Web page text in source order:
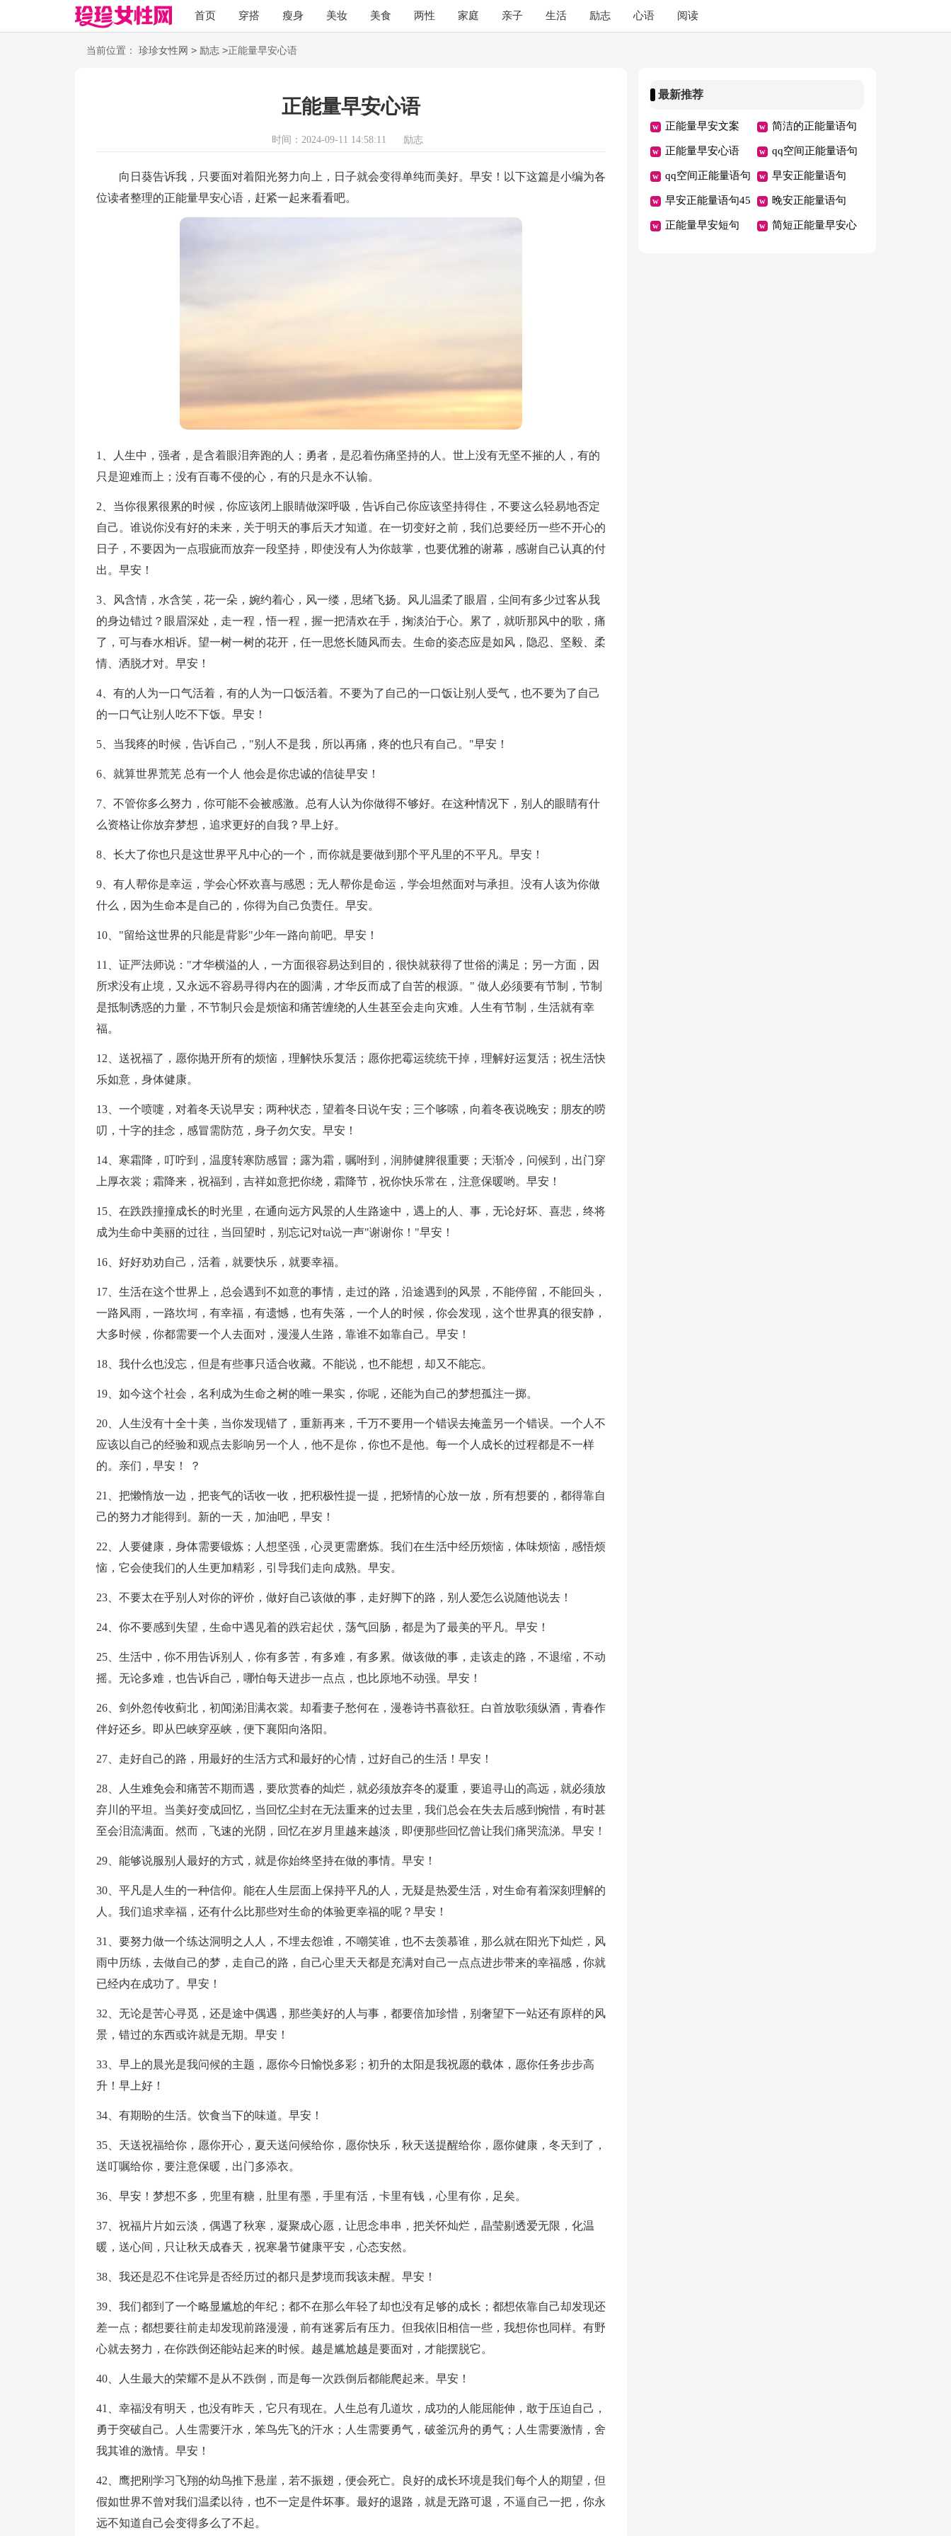
首页 穿搭 瘦身 美妆 美食 两性 家庭 亲子 生活 励志 心语 阅读
职场 语录
当前位置： 珍珍女性网 > 励志 >正能量早安心语
正能量早安心语
时间：2024-09-11 14:58:11 励志
向日葵告诉我，只要面对着阳光努力向上，日子就会变得单纯而美好。早安！以下这篇是小编为各
位读者整理的正能量早安心语，赶紧一起来看看吧。
1、人生中，强者，是含着眼泪奔跑的人；勇者，是忍着伤痛坚持的人。世上没有无坚不摧的人，有的
只是迎难而上；没有百毒不侵的心，有的只是永不认输。
2、当你很累很累的时候，你应该闭上眼睛做深呼吸，告诉自己你应该坚持得住，不要这么轻易地否定
自己。谁说你没有好的未来，关于明天的事后天才知道。在一切变好之前，我们总要经历一些不开心的
日子，不要因为一点瑕疵而放弃一段坚持，即使没有人为你鼓掌，也要优雅的谢幕，感谢自己认真的付
出。早安！
3、风含情，水含笑，花一朵，婉约着心，风一缕，思绪飞扬。风儿温柔了眼眉，尘间有多少过客从我
的身边错过？眼眉深处，走一程，悟一程，握一把清欢在手，掬淡泊于心。累了，就听那风中的歌，痛
了，可与春水相诉。望一树一树的花开，任一思悠长随风而去。生命的姿态应是如风，隐忍、坚毅、柔
情、洒脱才对。早安！
4、有的人为一口气活着，有的人为一口饭活着。不要为了自己的一口饭让别人受气，也不要为了自己
的一口气让别人吃不下饭。早安！
5、当我疼的时候，告诉自己，"别人不是我，所以再痛，疼的也只有自己。"早安！
6、就算世界荒芜 总有一个人 他会是你忠诚的信徒早安！
7、不管你多么努力，你可能不会被感激。总有人认为你做得不够好。在这种情况下，别人的眼睛有什
么资格让你放弃梦想，追求更好的自我？早上好。
8、长大了你也只是这世界平凡中心的一个，而你就是要做到那个平凡里的不平凡。早安！
9、有人帮你是幸运，学会心怀欢喜与感恩；无人帮你是命运，学会坦然面对与承担。没有人该为你做
什么，因为生命本是自己的，你得为自己负责任。早安。
10、"留给这世界的只能是背影"少年一路向前吧。早安！
11、证严法师说："才华横溢的人，一方面很容易达到目的，很快就获得了世俗的满足；另一方面，因
所求没有止境，又永远不容易寻得内在的圆满，才华反而成了自苦的根源。" 做人必须要有节制，节制
是抵制诱惑的力量，不节制只会是烦恼和痛苦缠绕的人生甚至会走向灾难。人生有节制，生活就有幸
福。
12、送祝福了，愿你抛开所有的烦恼，理解快乐复活；愿你把霉运统统干掉，理解好运复活；祝生活快
乐如意，身体健康。
13、一个喷嚏，对着冬天说早安；两种状态，望着冬日说午安；三个哆嗦，向着冬夜说晚安；朋友的唠
叨，十字的挂念，感冒需防范，身子勿欠安。早安！
14、寒霜降，叮咛到，温度转寒防感冒；露为霜，嘱咐到，润肺健脾很重要；天渐冷，问候到，出门穿
上厚衣裳；霜降来，祝福到，吉祥如意把你绕，霜降节，祝你快乐常在，注意保暖哟。早安！
15、在跌跌撞撞成长的时光里，在通向远方风景的人生路途中，遇上的人、事，无论好坏、喜悲，终将
成为生命中美丽的过往，当回望时，别忘记对ta说一声"谢谢你！"早安！
16、好好劝劝自己，活着，就要快乐，就要幸福。
17、生活在这个世界上，总会遇到不如意的事情，走过的路，沿途遇到的风景，不能停留，不能回头，
一路风雨，一路坎坷，有幸福，有遗憾，也有失落，一个人的时候，你会发现，这个世界真的很安静，
大多时候，你都需要一个人去面对，漫漫人生路，靠谁不如靠自己。早安！
18、我什么也没忘，但是有些事只适合收藏。不能说，也不能想，却又不能忘。
19、如今这个社会，名利成为生命之树的唯一果实，你呢，还能为自己的梦想孤注一掷。
20、人生没有十全十美，当你发现错了，重新再来，千万不要用一个错误去掩盖另一个错误。一个人不
应该以自己的经验和观点去影响另一个人，他不是你，你也不是他。每一个人成长的过程都是不一样
的。亲们，早安！ ？
21、把懒惰放一边，把丧气的话收一收，把积极性提一提，把矫情的心放一放，所有想要的，都得靠自
己的努力才能得到。新的一天，加油吧，早安！
22、人要健康，身体需要锻炼；人想坚强，心灵更需磨炼。我们在生活中经历烦恼，体味烦恼，感悟烦
恼，它会使我们的人生更加精彩，引导我们走向成熟。早安。
23、不要太在乎别人对你的评价，做好自己该做的事，走好脚下的路，别人爱怎么说随他说去！
24、你不要感到失望，生命中遇见着的跌宕起伏，荡气回肠，都是为了最美的平凡。早安！
25、生活中，你不用告诉别人，你有多苦，有多难，有多累。做该做的事，走该走的路，不退缩，不动
摇。无论多难，也告诉自己，哪怕每天进步一点点，也比原地不动强。早安！
26、剑外忽传收蓟北，初闻涕泪满衣裳。却看妻子愁何在，漫卷诗书喜欲狂。白首放歌须纵酒，青春作
伴好还乡。即从巴峡穿巫峡，便下襄阳向洛阳。
27、走好自己的路，用最好的生活方式和最好的心情，过好自己的生活！早安！
28、人生难免会和痛苦不期而遇，要欣赏春的灿烂，就必须放弃冬的凝重，要追寻山的高远，就必须放
弃川的平坦。当美好变成回忆，当回忆尘封在无法重来的过去里，我们总会在失去后感到惋惜，有时甚
至会泪流满面。然而，飞速的光阴，回忆在岁月里越来越淡，即便那些回忆曾让我们痛哭流涕。早安！
29、能够说服别人最好的方式，就是你始终坚持在做的事情。早安！
30、平凡是人生的一种信仰。能在人生层面上保持平凡的人，无疑是热爱生活，对生命有着深刻理解的
人。我们追求幸福，还有什么比那些对生命的体验更幸福的呢？早安！
31、要努力做一个练达洞明之人人，不埋去怨谁，不嘲笑谁，也不去羡慕谁，那么就在阳光下灿烂，风
雨中历练，去做自己的梦，走自己的路，自己心里天天都是充满对自己一点点进步带来的幸福感，你就
已经内在成功了。早安！
32、无论是苦心寻觅，还是途中偶遇，那些美好的人与事，都要倍加珍惜，别奢望下一站还有原样的风
景，错过的东西或许就是无期。早安！
33、早上的晨光是我问候的主题，愿你今日愉悦多彩；初升的太阳是我祝愿的载体，愿你任务步步高
升！早上好！
34、有期盼的生活。饮食当下的味道。早安！
35、天送祝福给你，愿你开心，夏天送问候给你，愿你快乐，秋天送提醒给你，愿你健康，冬天到了，
送叮嘱给你，要注意保暖，出门多添衣。
36、早安！梦想不多，兜里有糖，肚里有墨，手里有活，卡里有钱，心里有你，足矣。
37、祝福片片如云淡，偶遇了秋寒，凝聚成心愿，让思念串串，把关怀灿烂，晶莹剔透爱无限，化温
暖，送心间，只让秋天成春天，祝寒暑节健康平安，心态安然。
38、我还是忍不住诧异是否经历过的都只是梦境而我该未醒。早安！
39、我们都到了一个略显尴尬的年纪；都不在那么年轻了却也没有足够的成长；都想依靠自己却发现还
差一点；都想要往前走却发现前路漫漫，前有迷雾后有压力。但我依旧相信一些，我想你也同样。有野
心就去努力，在你跌倒还能站起来的时候。越是尴尬越是要面对，才能摆脱它。
40、人生最大的荣耀不是从不跌倒，而是每一次跌倒后都能爬起来。早安！
41、幸福没有明天，也没有昨天，它只有现在。人生总有几道坎，成功的人能屈能伸，敢于压迫自己，
勇于突破自己。人生需要汗水，笨鸟先飞的汗水；人生需要勇气，破釜沉舟的勇气；人生需要激情，舍
我其谁的激情。早安！
42、鹰把刚学习飞翔的幼鸟推下悬崖，若不振翅，便会死亡。良好的成长环境是我们每个人的期望，但
假如世界不曾对我们温柔以待，也不一定是件坏事。最好的退路，就是无路可退，不逼自己一把，你永
远不知道自己会变得多么了不起。
最新推荐
正能量早安文案 简洁的正能量语句
56条
正能量早安心语 qq空间正能量语句
qq空间正能量语句 早安正能量语句
早安正能量语句45
条
晚安正能量语句
正能量早安短句 简短正能量早安心